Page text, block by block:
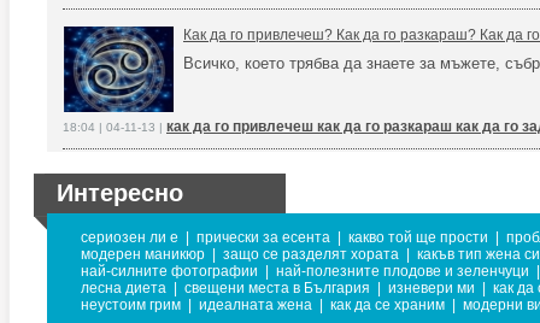
Как да го привлечеш? Как да го разкараш? Как да
Всичко, което трябва да знаете за мъжете,
18:04 | 04-11-13 | как да го привлечеш как да го разкараш как да го
Интересно
сериозен ли е прически за есента какво той ще прости
модерен маникюр
защо се разделят хората
какъв тип жена си
най-силните фотографии
най-полезните плодове и зеленчуци
лесна диета
свещени места в България изневери ми
как да
неустоим грим
идеалната жена как да се храним модерни